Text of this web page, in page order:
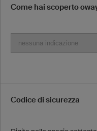
Come hai scoperto
Codice di sicurezza